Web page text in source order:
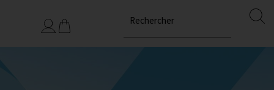
Rechercher